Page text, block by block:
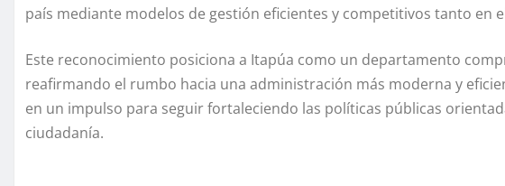
país mediante modelos de gestión eficientes y competitivos tanto en
Este reconocimiento posiciona a Itapúa como un departamento
reafirmando el rumbo hacia una administración más moderna y
en un impulso para seguir fortaleciendo las políticas públicas
ciudadanía.